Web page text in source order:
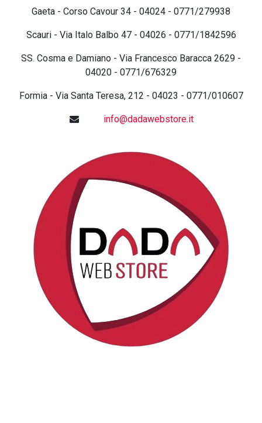
Gaeta - Corso Cavour 34 - 04024 - 0771/279938
Scauri - Via Italo Balbo 47 - 04026 - 0771/1842596
SS. Cosma e Damiano - Via Francesco Baracca 2629 -
04020 - 0771/676329
Formia - Via Santa Teresa, 212 - 04023 - 0771/010607
info@dadawebstore.it